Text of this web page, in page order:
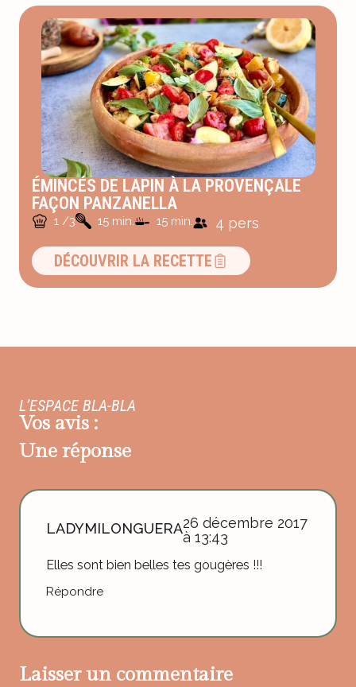
ÉMINCÉS DE LAPIN À LA PROVENÇALE
FAÇON PANZANELLA
1 /3 15 min. 15 min. 4 pers
DÉCOUVRIR LA RECETTE
L’ESPACE BLA-BLA
Vos avis :
Une réponse
LADYMILONGUERA26 décembre 2017
à 13:43
Elles sont bien belles tes gougères !!!
Répondre
Laisser un commentaire